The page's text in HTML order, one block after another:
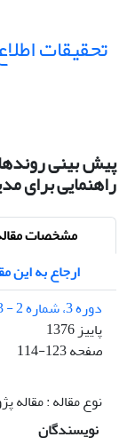
تحقیقات
پیش بینی
راهنمایی برای
مشخصات
ارجاع به این
دوره 3، شماره 2 - 3 - شماره پیاپی 9
پاییز 1376
صفحه114-123
نوع مقاله : مقاله
نویسندگان